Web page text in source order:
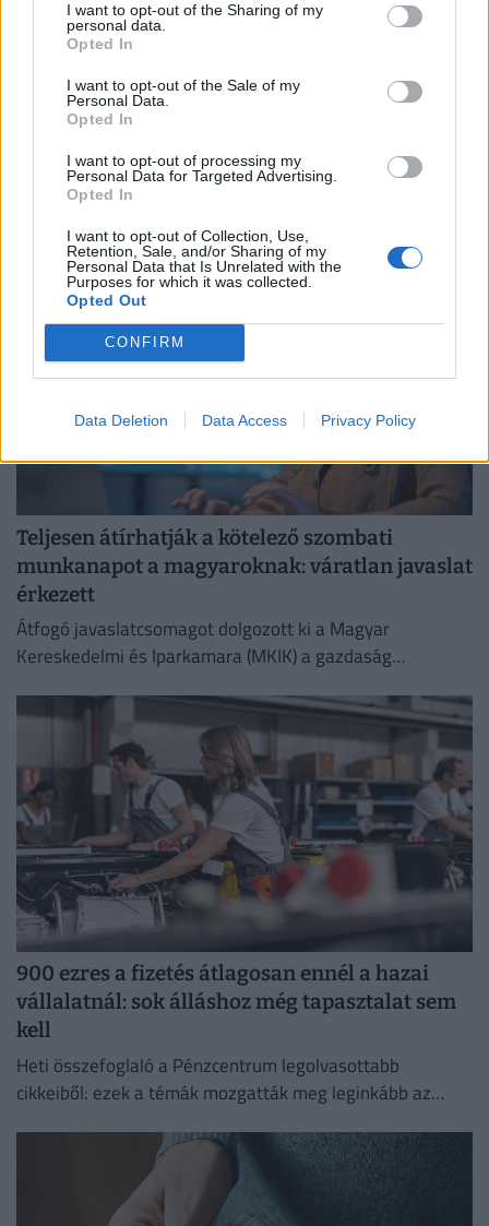
I want to opt-out of the Sharing of my
personal data.
Opted In
I want to opt-out of the Sale of my
Personal Data.
Opted In
I want to opt-out of processing my
Personal Data for Targeted Advertising.
Opted In
I want to opt-out of Collection, Use,
Retention, Sale, and/or Sharing of my
Personal Data that Is Unrelated with the
Purposes for which it was collected.
Opted Out
CONFIRM
Data Deletion Data Access Privacy Policy
Időzített bomba ketyeg a magyar
munkahelyeken: hamarosan százezrével
tűnnek el a dolgozók
Bár a magyar munkaerőpiac látszólag stabil, hiszen a
pedig nem emelkedik drámai mértékben.
Teljesen átírhatják a kötelező szombati
munkanapot a magyaroknak: váratlan javaslat
érkezett
Átfogó javaslatcsomagot dolgozott ki a Magyar
Kereskedelmi és Iparkamara (MKIK) a gazdaság
kezelése érdekében.
900 ezres a fizetés átlagosan ennél a hazai
vállalatnál: sok álláshoz még tapasztalat sem
kell
Heti összefoglaló a Pénzcentrum legolvasottabb
cikkeiből: ezek a témák mozgatták meg leginkább az